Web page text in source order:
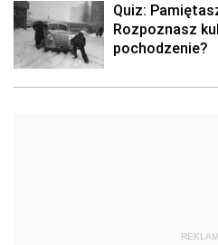
Quiz:
Rozpoznasz
pochodzenie?